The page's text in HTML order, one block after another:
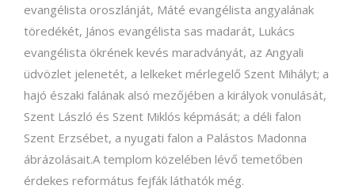
evangélista oroszlánját, Máté evangélista angyalának
töredékét, János evangélista sas madarát, Lukács
evangélista ökrének kevés maradványát, az Angyali
üdvözlet jelenetét, a lelkeket mérlegelő Szent Mihályt; a
hajó északi falának alsó mezőjében a királyok vonulását,
Szent László és Szent Miklós képmását; a déli falon
Szent Erzsébet, a nyugati falon a Palástos Madonna
ábrázolásait.A templom közelében lévő temetőben
érdekes református fejfák láthatók még.